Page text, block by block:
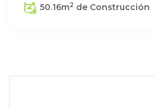
50.16m2 de Construcción